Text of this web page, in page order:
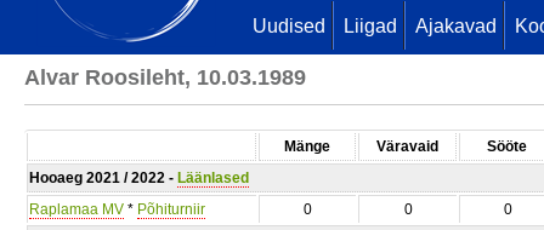
Uudised Liigad Ajakavad
Alvar Roosileht, 10.03.1989
Mänge Väravaid
Sööte
Hooaeg 2021 / 2022 - Läänlased
Raplamaa MV * Põhiturniir 0 0
0